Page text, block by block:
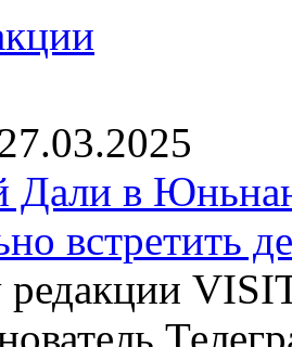
Дали в
встретить
редакции